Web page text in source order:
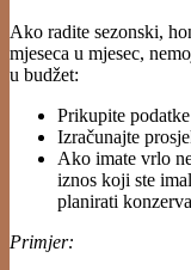
Ako radite sezonski,
mjeseca u mjesec,
u budžet:
Prikupite
Izračunajte
Ako imate vrlo
iznos koji ste
planirati
Primjer: